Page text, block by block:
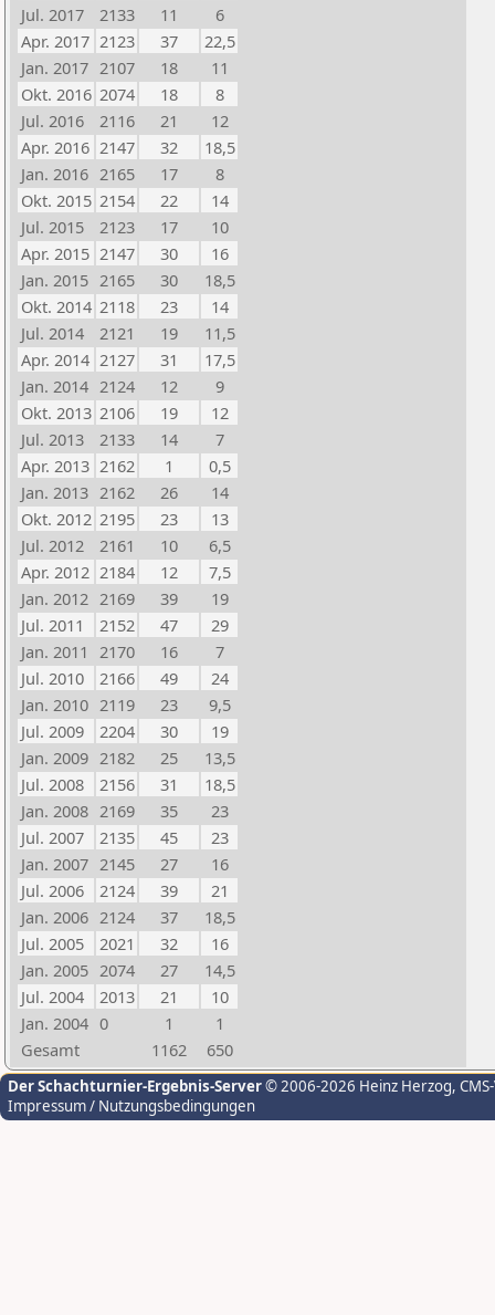
Jul. 2017
2133 11
6
Apr. 2017 2123 37
22,5
Jan. 2017 2107 18
11
Okt. 2016 2074 18
8
Jul. 2016
2116 21
12
Apr. 2016 2147 32
18,5
Jan. 2016 2165 17
8
Okt. 2015 2154 22
14
Jul. 2015
2123 17
10
Apr. 2015 2147 30
16
Jan. 2015 2165 30
18,5
Okt. 2014 2118 23
14
Jul. 2014
2121 19
11,5
Apr. 2014 2127 31
17,5
Jan. 2014 2124 12
9
Okt. 2013 2106 19
12
Jul. 2013
2133 14
7
Apr. 2013 2162 1
0,5
Jan. 2013 2162 26
14
Okt. 2012 2195 23
13
Jul. 2012
2161 10
6,5
Apr. 2012 2184 12
7,5
Jan. 2012 2169 39
19
Jul. 2011
2152 47
29
Jan. 2011 2170 16
7
Jul. 2010
2166 49
24
Jan. 2010 2119 23
9,5
Jul. 2009
2204 30
19
Jan. 2009 2182 25
13,5
Jul. 2008
2156 31
18,5
Jan. 2008 2169 35
23
Jul. 2007
2135 45
23
Jan. 2007 2145 27
16
Jul. 2006
2124 39
21
Jan. 2006 2124 37
18,5
Jul. 2005
2021 32
16
Jan. 2005 2074 27
14,5
Jul. 2004
2013 21
10
Jan. 2004 0 1
1
Gesamt
1162 650
Der Schachturnier-Ergebnis-Server© 2006-2026 Heinz Herzog,
Impressum / Nutzungsbedingungen